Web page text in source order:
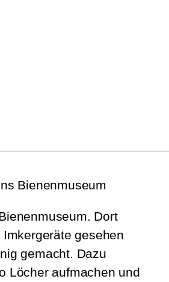
Bienenmuseum
Dort
gesehen
gemacht. Dazu
Löcher aufmachen und